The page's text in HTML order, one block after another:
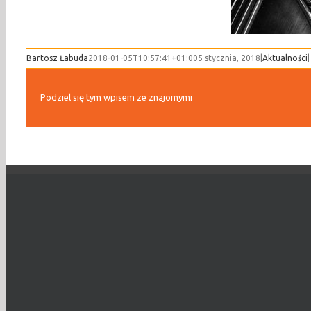
Bartosz Łabuda2018-01-05T10:57:41+01:005 stycznia, 2018 Aktualności
Podziel się tym wpisem ze znajomymi